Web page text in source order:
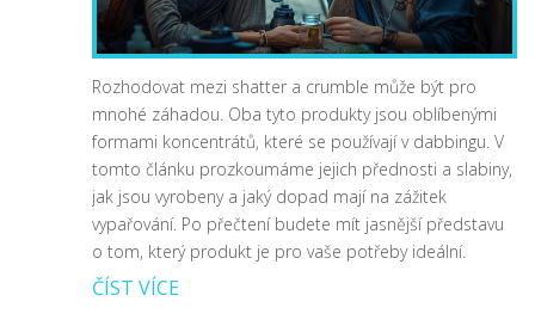
Rozhodovat mezi shatter a crumble může být pro
mnohé záhadou. Oba tyto produkty jsou oblíbenými
formami koncentrátů, které se používají v dabbingu. V
tomto článku prozkoumáme jejich přednosti a slabiny,
jak jsou vyrobeny a jaký dopad mají na zážitek
vypařování. Po přečtení budete mít jasnější představu
o tom, který produkt je pro vaše potřeby ideální.
ČÍST VÍCE